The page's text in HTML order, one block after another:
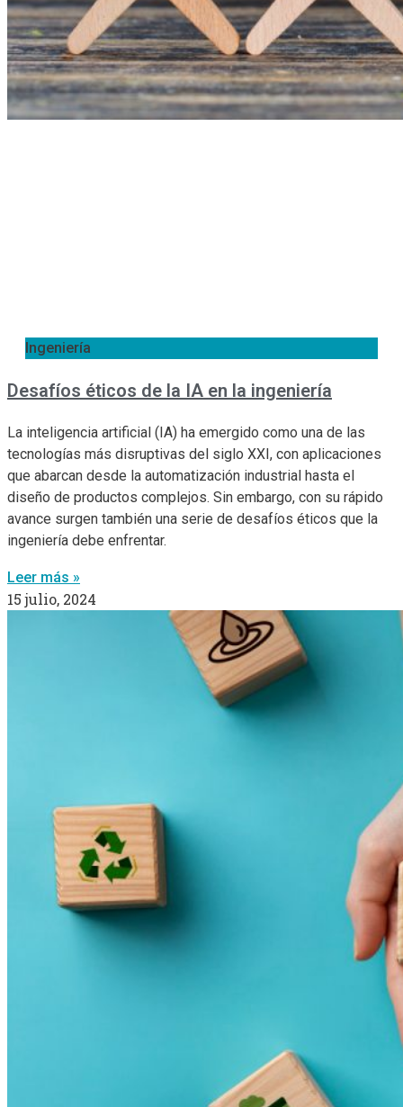
Ingeniería
Desafíos éticos de la IA en la ingeniería
La inteligencia artificial (IA) ha emergido como una de las
tecnologías más disruptivas del siglo XXI, con aplicaciones
que abarcan desde la automatización industrial hasta el
diseño de productos complejos. Sin embargo, con su rápido
avance surgen también una serie de desafíos éticos que la
ingeniería debe enfrentar.
Leer más »
15 julio, 2024